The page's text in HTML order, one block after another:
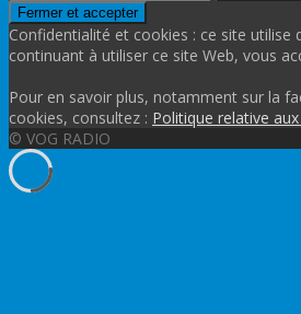
Confidentialité et cookies : ce site utilise
continuant à utiliser ce site Web, vous
Pour en savoir plus, notamment sur la
cookies, consultez : Politique relative
© VOG RADIO